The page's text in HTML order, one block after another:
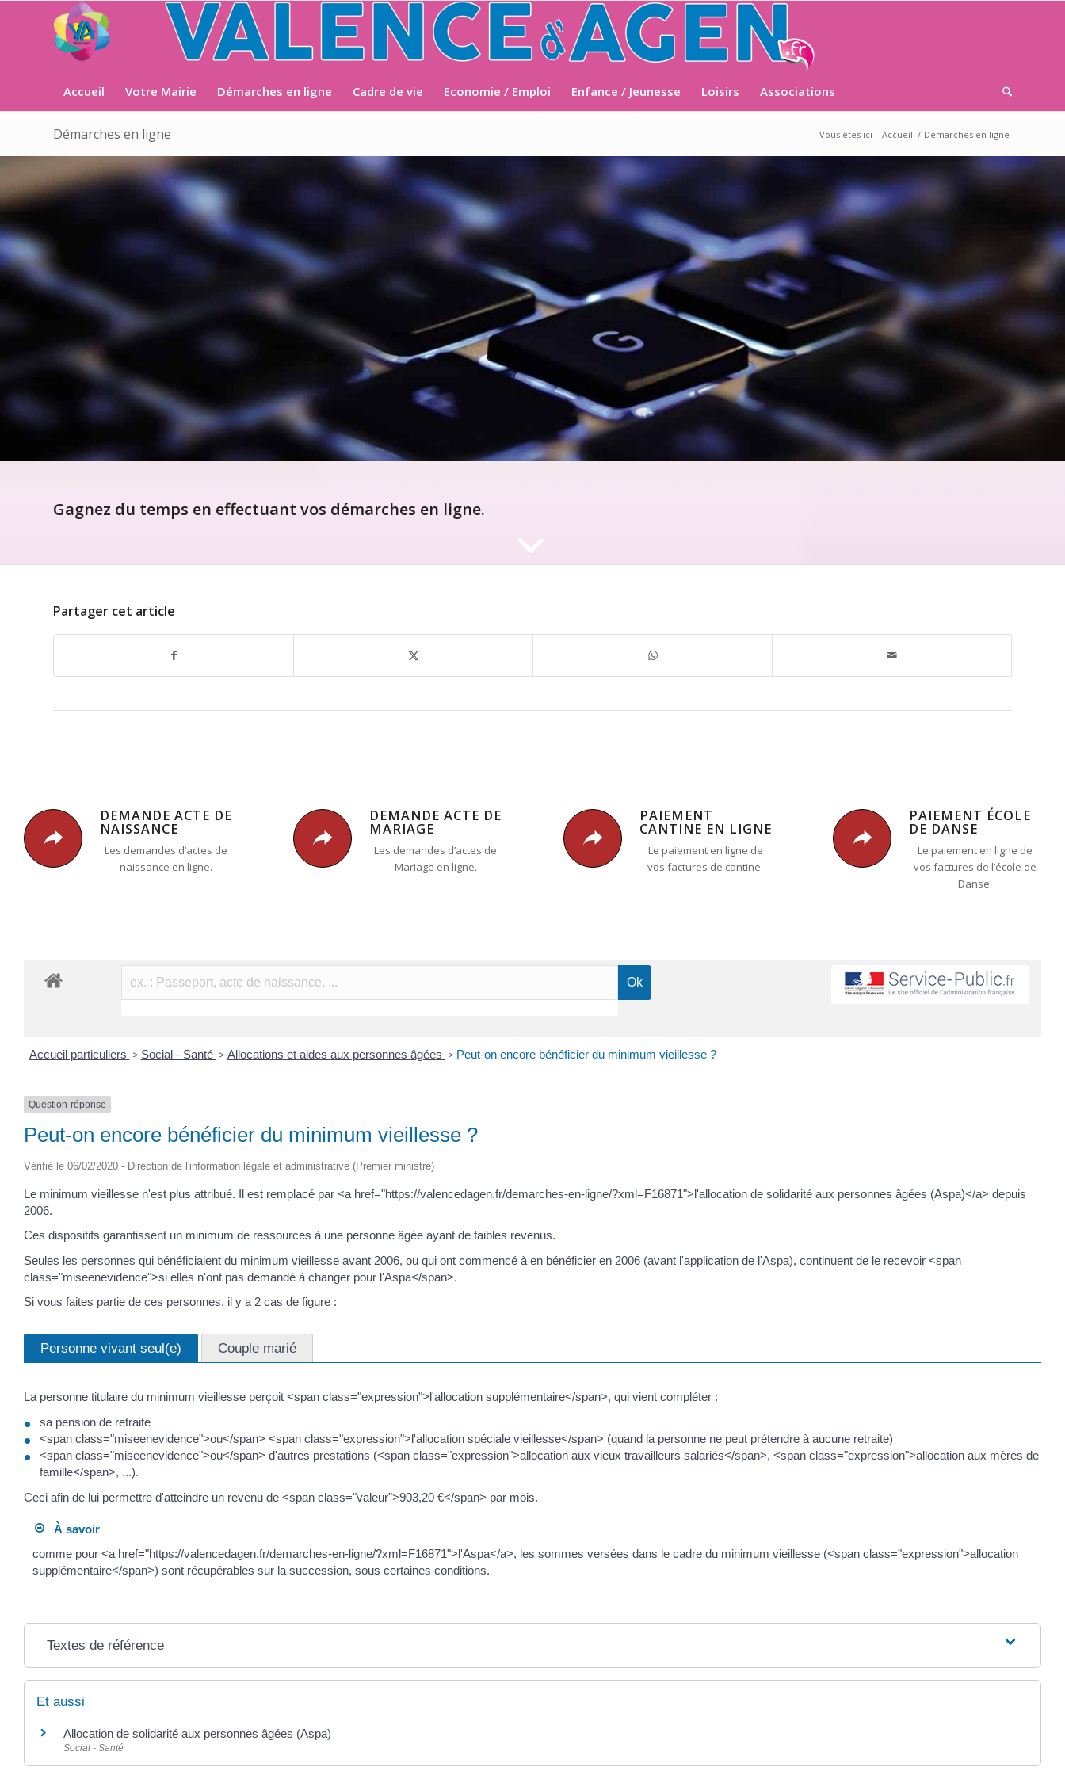
Accueil Votre Mairie Démarches en ligne Cadre de vie Economie / Emploi Enfance / Jeunesse Loisirs Associations
Démarches en ligne Vous êtes ici : Accueil / Démarches en ligne
Gagnez du temps en effectuant vos démarches en ligne.
Partager cet article
DEMANDE ACTE DE
NAISSANCE
Les demandes d’actes de
naissance en ligne.
DEMANDE ACTE DE
MARIAGE
Les demandes d’actes de
Mariage en ligne.
PAIEMENT
CANTINE EN LIGNE
Le paiement en ligne de
vos factures de cantine.
PAIEMENT ÉCOLE
DE DANSE
Le paiement en ligne de
vos factures de l’école de
Danse.
Accueil particuliers > Social - Santé > Allocations et aides aux personnes âgées > Peut-on encore bénéficier du minimum vieillesse ?
Question-réponse
Peut-on encore bénéficier du minimum vieillesse ?
Vérifié le 06/02/2020 - Direction de l'information légale et administrative (Premier ministre)
Le minimum vieillesse n'est plus attribué. Il est remplacé par <a href="https://valencedagen.fr/demarches-en-ligne/?xml=F16871">l'allocation de solidarité aux personnes âgées (Aspa)</a> depuis
2006.
Ces dispositifs garantissent un minimum de ressources à une personne âgée ayant de faibles revenus.
Seules les personnes qui bénéficiaient du minimum vieillesse avant 2006, ou qui ont commencé à en bénéficier en 2006 (avant l'application de l'Aspa), continuent de le recevoir <span
class="miseenevidence">si elles n'ont pas demandé à changer pour l'Aspa</span>.
Si vous faites partie de ces personnes, il y a 2 cas de figure :
Personne vivant seul(e) Couple marié
La personne titulaire du minimum vieillesse perçoit <span class="expression">l'allocation supplémentaire</span>, qui vient compléter :
sa pension de retraite
<span class="miseenevidence">ou</span> <span class="expression">l'allocation spéciale vieillesse</span> (quand la personne ne peut prétendre à aucune retraite)
<span class="miseenevidence">ou</span> d'autres prestations (<span class="expression">allocation aux vieux travailleurs salariés</span>, <span class="expression">allocation aux mères de
famille</span>, ...).
Ceci afin de lui permettre d'atteindre un revenu de <span class="valeur">903,20 €</span> par mois.
À savoir
comme pour <a href="https://valencedagen.fr/demarches-en-ligne/?xml=F16871">l'Aspa</a>, les sommes versées dans le cadre du minimum vieillesse (<span class="expression">allocation
supplémentaire</span>) sont récupérables sur la succession, sous certaines conditions.
Textes de référence
Et aussi
Allocation de solidarité aux personnes âgées (Aspa)
Social - Santé